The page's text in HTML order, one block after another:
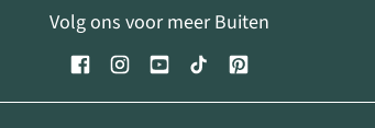
Volg ons voor meer Buiten